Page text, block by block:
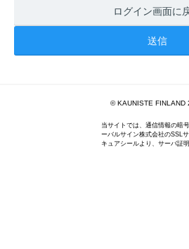
ログイン画面に
© KAUNISTE FINLAND
当サイトでは、通信情報の暗
ーバルサイン株式会社のSSL
キュアシールより、サーバ証